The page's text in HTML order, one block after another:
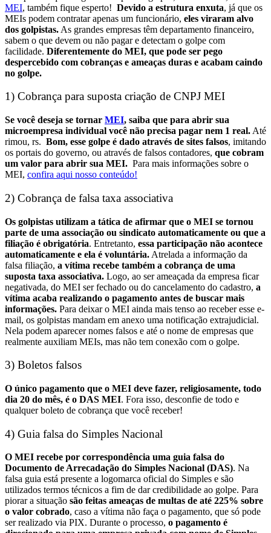
MEI, também fique esperto! Devido a estrutura enxuta, já que os
MEIs podem contratar apenas um funcionário, eles viraram alvo
dos golpistas. As grandes empresas têm departamento financeiro,
sabem o que devem ou não pagar e detectam o golpe com
facilidade. Diferentemente do MEI, que pode ser pego
despercebido com cobranças e ameaças duras e acabam caindo
no golpe.
1) Cobrança para suposta criação de CNPJ MEI
Se você deseja se tornar MEI, saiba que para abrir sua
microempresa individual você não precisa pagar nem 1 real. Até
rimou, rs. Bom, esse golpe é dado através de sites falsos, imitando
os portais do governo, ou através de falsos contadores, que cobram
um valor para abrir sua MEI. Para mais informações sobre o
MEI, confira aqui nosso conteúdo!
2) Cobrança de falsa taxa associativa
Os golpistas utilizam a tática de afirmar que o MEI se tornou
parte de uma associação ou sindicato automaticamente ou que a
filiação é obrigatória. Entretanto, essa participação não acontece
automaticamente e ela é voluntária. Atrelada a informação da
falsa filiação, a vítima recebe também a cobrança de uma
suposta taxa associativa. Logo, ao ser ameaçada da empresa ficar
negativada, do MEI ser fechado ou do cancelamento do cadastro, a
vítima acaba realizando o pagamento antes de buscar mais
informações. Para deixar o MEI ainda mais tenso ao receber esse e-
mail, os golpistas mandam em anexo uma notificação extrajudicial.
Nela podem aparecer nomes falsos e até o nome de empresas que
realmente auxiliam MEIs, mas não tem conexão com o golpe.
3) Boletos falsos
O único pagamento que o MEI deve fazer, religiosamente, todo
dia 20 do mês, é o DAS MEI. Fora isso, desconfie de todo e
qualquer boleto de cobrança que você receber!
4) Guia falsa do Simples Nacional
O MEI recebe por correspondência uma guia falsa do
Documento de Arrecadação do Simples Nacional (DAS). Na
falsa guia está presente a logomarca oficial do Simples e são
utilizados termos técnicos a fim de dar credibilidade ao golpe. Para
piorar a situação são feitas ameaças de multas de até 225% sobre
o valor cobrado, caso a vítima não faça o pagamento, que só pode
ser realizado via PIX. Durante o processo, o pagamento é